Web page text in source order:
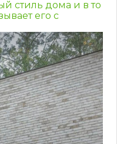
стиль дома и в то
его с